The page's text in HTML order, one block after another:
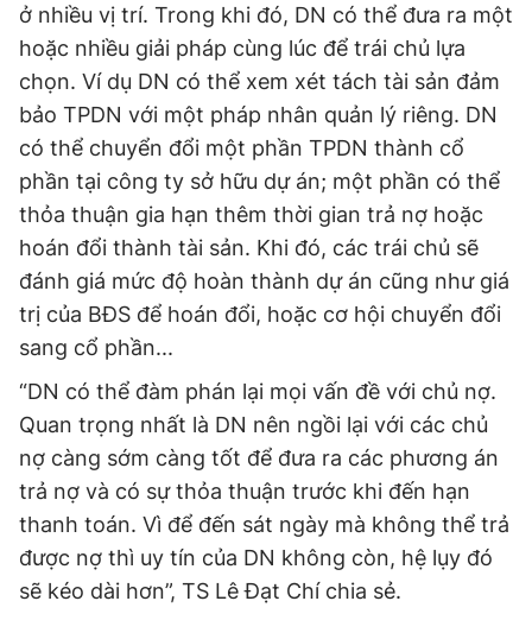
ở nhiều vị trí. Trong khi đó, DN có thể đưa ra một
hoặc nhiều giải pháp cùng lúc để trái chủ lựa
chọn. Ví dụ DN có thể xem xét tách tài sản đảm
bảo TPDN với một pháp nhân quản lý riêng. DN
có thể chuyển đổi một phần TPDN thành cổ
phần tại công ty sở hữu dự án; một phần có thể
thỏa thuận gia hạn thêm thời gian trả nợ hoặc
hoán đổi thành tài sản. Khi đó, các trái chủ sẽ
đánh giá mức độ hoàn thành dự án cũng như giá
trị của BĐS để hoán đổi, hoặc cơ hội chuyển đổi
sang cổ phần...
“DN có thể đàm phán lại mọi vấn đề với chủ nợ.
Quan trọng nhất là DN nên ngồi lại với các chủ
nợ càng sớm càng tốt để đưa ra các phương án
trả nợ và có sự thỏa thuận trước khi đến hạn
thanh toán. Vì để đến sát ngày mà không thể trả
được nợ thì uy tín của DN không còn, hệ lụy đó
sẽ kéo dài hơn”, TS Lê Đạt Chí chia sẻ.